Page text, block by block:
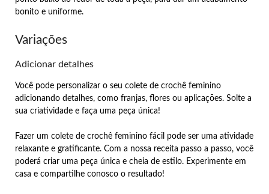
bonito e uniforme.
Variações
Adicionar detalhes
Você pode personalizar o seu colete de crochê feminino
adicionando detalhes, como franjas, flores ou aplicações. Solte a
sua criatividade e faça uma peça única!
Fazer um colete de crochê feminino fácil pode ser uma atividade
relaxante e gratificante. Com a nossa receita passo a passo, você
poderá criar uma peça única e cheia de estilo. Experimente em
casa e compartilhe conosco o resultado!